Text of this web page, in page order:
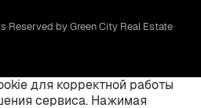
Reserved by Green City Real Estate
для корректной работы
сервиса. Нажимая